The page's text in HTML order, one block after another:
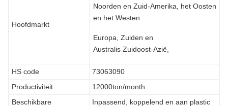
Hoofdmarkt
Noorden en Zuid-Amerika, het Oosten
en het Westen
Europa, Zuiden en
Australis Zuidoost-Azië,
HS code
73063090
Productiviteit
12000ton/month
Beschikbare
Inpassend, koppelend en aan plastic